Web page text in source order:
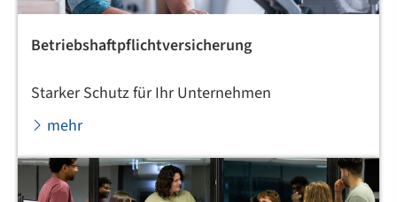
Betriebshaftpflichtversicherung
Starker Schutz für Ihr Unternehmen
mehr